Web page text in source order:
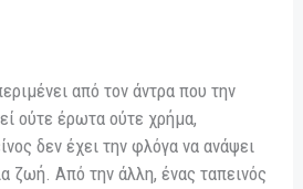
από τον άντρα που την
ούτε έρωτα ούτε χρήμα,
δεν έχει την φλόγα να ανάψει
ζωή. Από την άλλη, ένας ταπεινός